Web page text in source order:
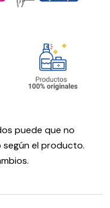
puede que no
el producto.